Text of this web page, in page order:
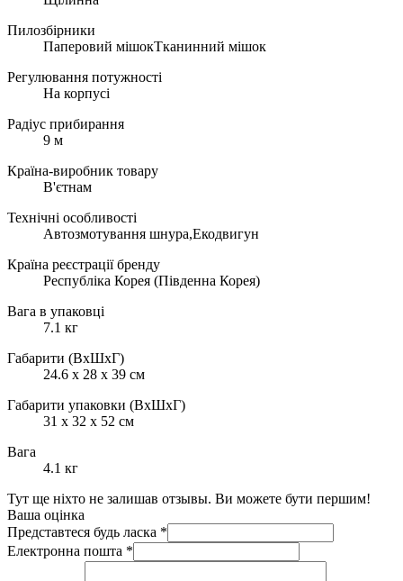
Пилозбірники
Паперовий мішокТканинний мішок
Регулювання потужності
На корпусі
Радіус прибирання
9 м
Країна-виробник товару
В'єтнам
Технічні особливості
Автозмотування шнура,Екодвигун
Країна реєстрації бренду
Республіка Корея (Південна Корея)
Вага в упаковці
7.1 кг
Габарити (ВхШхГ)
24.6 x 28 x 39 см
Габарити упаковки (ВхШхГ)
31 x 32 x 52 см
Вага
4.1 кг
Тут ще ніхто не залишав отзывы. Ви можете бути першим!
Ваша оцінка
Представтеся будь ласка *
Електронна пошта *